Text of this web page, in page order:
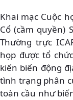
Khai mạc Cuộc
Cổ (cầm quyền)
Thường trực
họp được tổ
kiến biến động
tình trạng phân
toàn cầu như